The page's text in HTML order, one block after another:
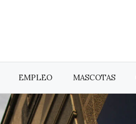
EMPLEO MASCOTAS